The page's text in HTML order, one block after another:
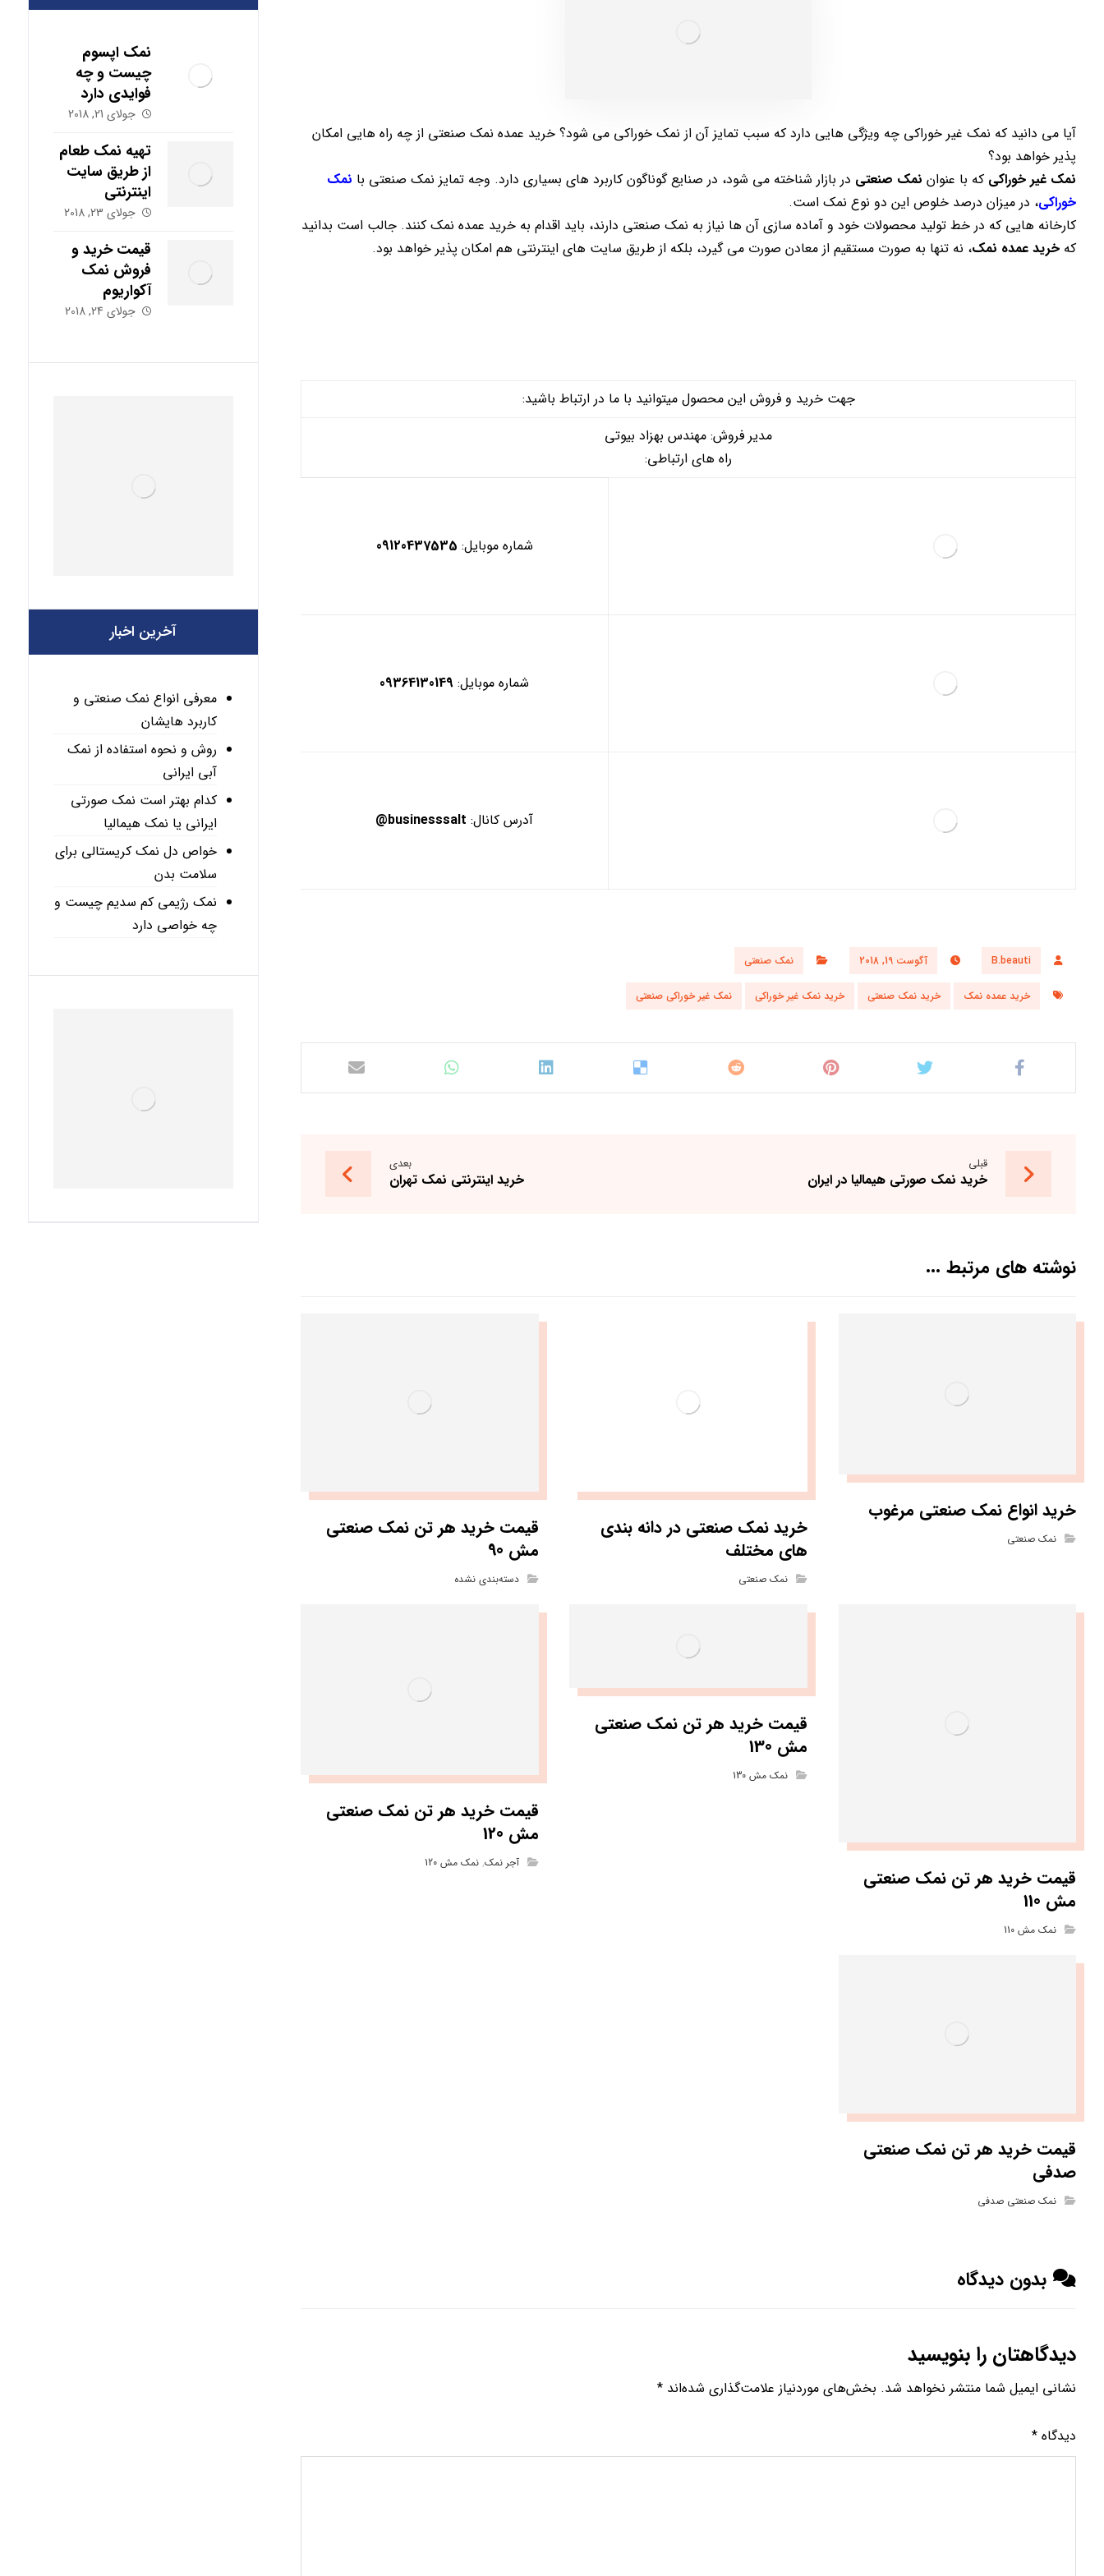
آیا می دانید که نمک غیر خوراکی چه ویژگی هایی دارد که سبب تمایز آن از نمک خوراکی می شود؟ خرید عمده نمک صنعتی از چه راه هایی امکان
پذیر خواهد بود؟
نمک غیر خوراکی که با عنوان نمک صنعتی در بازار شناخته می شود، در صنایع گوناگون کاربرد های بسیاری دارد. وجه تمایز نمک صنعتی با نمک
خوراکی، در میزان درصد خلوص این دو نوع نمک است.
کارخانه هایی که در خط تولید محصولات خود و آماده سازی آن ها نیاز به نمک صنعتی دارند، باید اقدام به خرید عمده نمک کنند. جالب است بدانید
که خرید عمده نمک، نه تنها به صورت مستقیم از معادن صورت می گیرد، بلکه از طریق سایت های اینترنتی هم امکان پذیر خواهد بود.
جهت خرید و فروش این محصول میتوانید با ما در ارتباط باشید:
مدیر فروش: مهندس بهزاد بیوتی
راه های ارتباطی:
شماره موبایل: 09120437535
شماره موبایل: 09364130149
آدرس کانال: businesssalt@
B.beauti آگوست 19, 2018 نمک صنعتی
خرید عمده نمک خرید نمک صنعتی خرید نمک غیر خوراکی نمک غیر خوراکی صنعتی
قبلی
خرید نمک صورتی هیمالیا در ایران
بعدی
خرید اینترنتی نمک تهران
نوشته های مرتبط ...
خرید انواع نمک صنعتی مرغوب
نمک صنعتی
خرید نمک صنعتی در دانه بندی
های مختلف
نمک صنعتی
قیمت خرید هر تن نمک صنعتی
مش 90
دسته‌بندی نشده
قیمت خرید هر تن نمک صنعتی
مش 110
نمک مش 110
قیمت خرید هر تن نمک صنعتی
مش 130
نمک مش 130
قیمت خرید هر تن نمک صنعتی
مش 120
آجر نمک,نمک مش 120
قیمت خرید هر تن نمک صنعتی
صدفی
نمک صنعتی صدفی
بدون دیدگاه
دیدگاهتان را بنویسید
نشانی ایمیل شما منتشر نخواهد شد. بخش‌های موردنیاز علامت‌گذاری شده‌اند *
دیدگاه *
نمک اپسوم
چیست و چه
فوایدی دارد
جولای 21, 2018
تهیه نمک طعام
از طریق سایت
اینترنتی
جولای 23, 2018
قیمت خرید و
فروش نمک
آکواریوم
جولای 24, 2018
آخرین اخبار
معرفی انواع نمک صنعتی و
کاربرد هایشان
روش و نحوه استفاده از نمک
آبی ایرانی
کدام بهتر است نمک صورتی
ایرانی یا نمک هیمالیا
خواص دل نمک کریستالی برای
سلامت بدن
نمک رژیمی کم سدیم چیست و
چه خواصی دارد